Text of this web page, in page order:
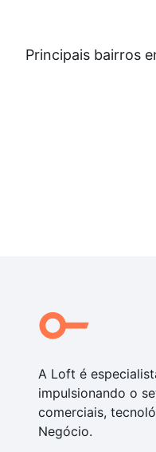
Principais bairros
A Loft é
impulsionando o
comerciais,
Negócio.